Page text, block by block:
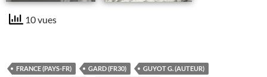
10 vues
FRANCE (PAYS-FR) GARD (FR30)
GUYOT G. (AUTEUR)